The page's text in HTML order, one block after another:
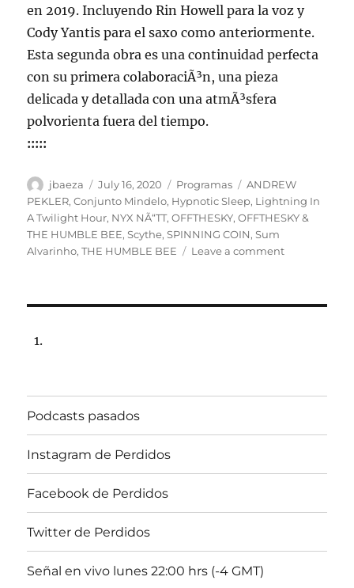
en 2019. Incluyendo Rin Howell para la voz y
Cody Yantis para el saxo como anteriormente.
Esta segunda obra es una continuidad perfecta
con su primera colaboraciÃ³n, una pieza
delicada y detallada con una atmÃ³sfera
polvorienta fuera del tiempo.
:::::
Author
jbaeza
Posted
on
July 16, 2020 Categories
Programas Tags
ANDREW
PEKLER,Conjunto Mindelo, Hypnotic Sleep, Lightning In
A Twilight Hour, NYX NÃ“TT,OFFTHESKY,OFFTHESKY &
THE HUMBLE BEE,Scythe,SPINNING COIN,Sum
Alvarinho,THE HUMBLE BEE Leave a commenton
hrs
Radio
Podcasts pasados
Instagram de Perdidos
Facebook de Perdidos
Twitter de Perdidos
Señal en vivo lunes 22:00 hrs (-4 GMT)